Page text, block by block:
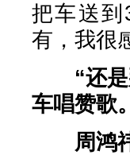
把车送
有，我很
“还
车唱赞歌
周鸿